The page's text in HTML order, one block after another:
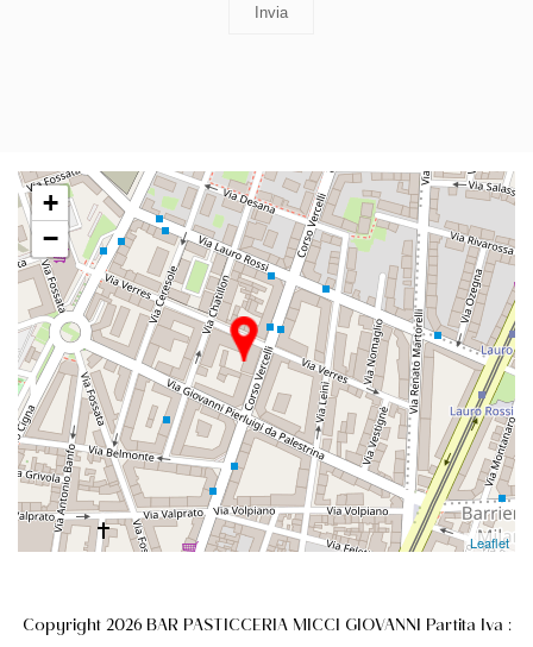
+
−
Leaflet
Copyright 2026 BAR PASTICCERIA MICCI GIOVANNI Partita Iva :